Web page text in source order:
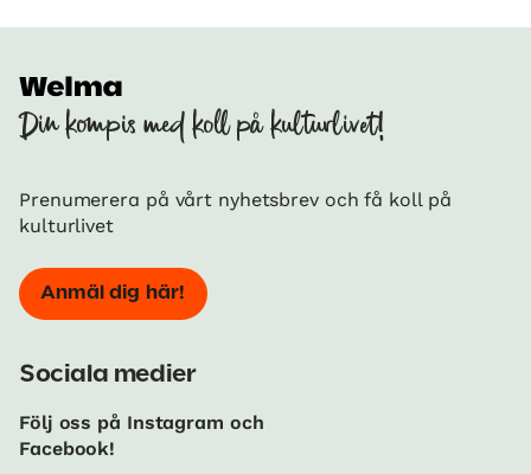
Din kompis med koll på kulturlivet!
Prenumerera på vårt nyhetsbrev och få koll på
kulturlivet
Anmäl dig här!
Sociala medier
Följ oss på Instagram och
Facebook!